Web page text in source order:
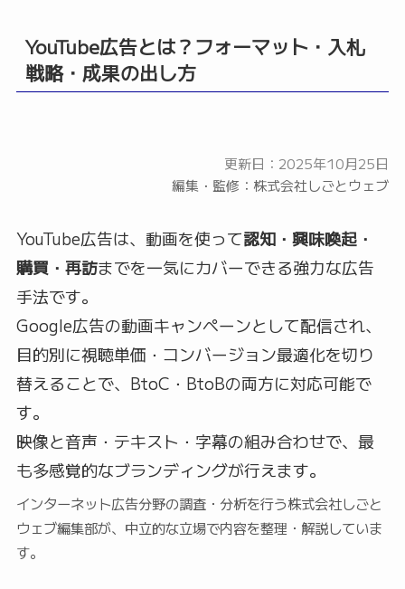
YouTube広告とは？フォーマット・入札
戦略・成果の出し方
更新日：2025年10月25日
編集・監修：株式会社しごとウェブ
YouTube広告は、動画を使って認知・興味喚起・
購買・再訪までを一気にカバーできる強力な広告
手法です。
Google広告の動画キャンペーンとして配信され、
目的別に視聴単価・コンバージョン最適化を切り
替えることで、BtoC・BtoBの両方に対応可能で
す。
映像と音声・テキスト・字幕の組み合わせで、最
も多感覚的なブランディングが行えます。
インターネット広告分野の調査・分析を行う株式会社しごと
ウェブ編集部が、中立的な立場で内容を整理・解説していま
す。